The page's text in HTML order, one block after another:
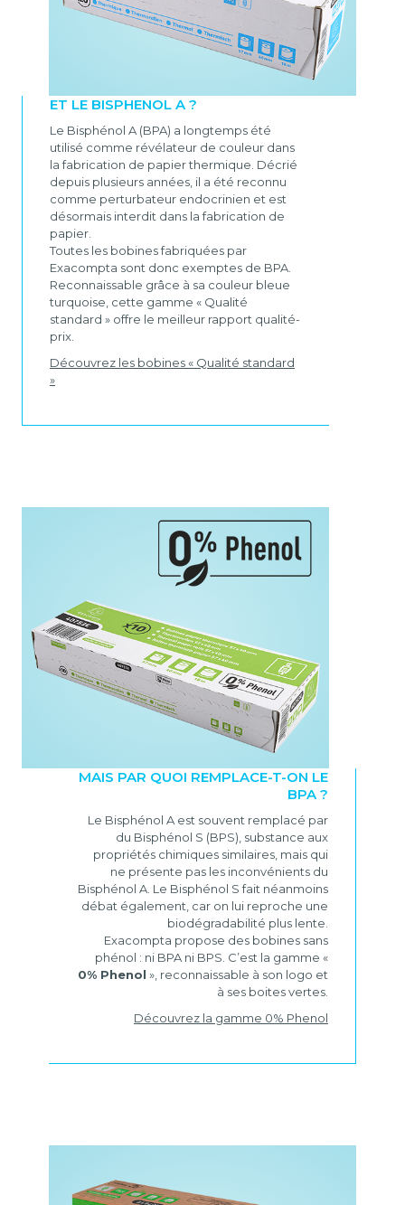
ET LE BISPHENOL A ?
Le Bisphénol A (BPA) a longtemps été
utilisé comme révélateur de couleur dans
la fabrication de papier thermique. Décrié
depuis plusieurs années, il a été reconnu
comme perturbateur endocrinien et est
désormais interdit dans la fabrication de
papier.
Toutes les bobines fabriquées par
Exacompta sont donc exemptes de BPA.
Reconnaissable grâce à sa couleur bleue
turquoise, cette gamme « Qualité
standard » offre le meilleur rapport qualité-
prix.
Découvrez les bobines « Qualité standard
»
MAIS PAR QUOI REMPLACE-T-ON LE
BPA ?
Le Bisphénol A est souvent remplacé par
du Bisphénol S (BPS), substance aux
propriétés chimiques similaires, mais qui
ne présente pas les inconvénients du
Bisphénol A. Le Bisphénol S fait néanmoins
débat également, car on lui reproche une
biodégradabilité plus lente.
Exacompta propose des bobines sans
phénol : ni BPA ni BPS. C’est la gamme «
0% Phenol », reconnaissable à son logo et
à ses boites vertes.
Découvrez la gamme 0% Phenol